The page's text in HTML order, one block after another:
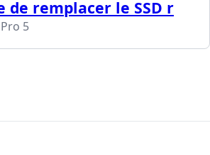
de remplacer le SSD r
5